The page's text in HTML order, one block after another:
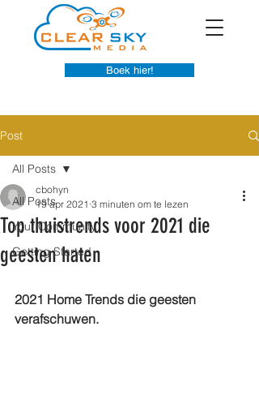
Boek hier!
Post
All Posts
Your Community
Getting Started
All Posts
Top thuistrends voor 2021 die
geesten haten
cbohyn
19 apr 2021 3 minuten om te lezen
2021 Home Trends die geesten
verafschuwen.